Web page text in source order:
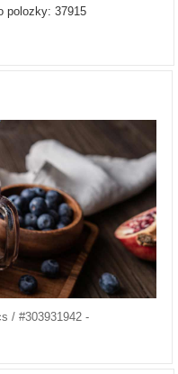
polozky: 37915
/ #303931942 -